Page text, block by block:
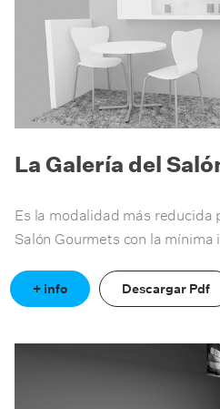
La Galería del
Es la modalidad más reducida
Salón Gourmets con la mínima
+ info Descargar Pdf